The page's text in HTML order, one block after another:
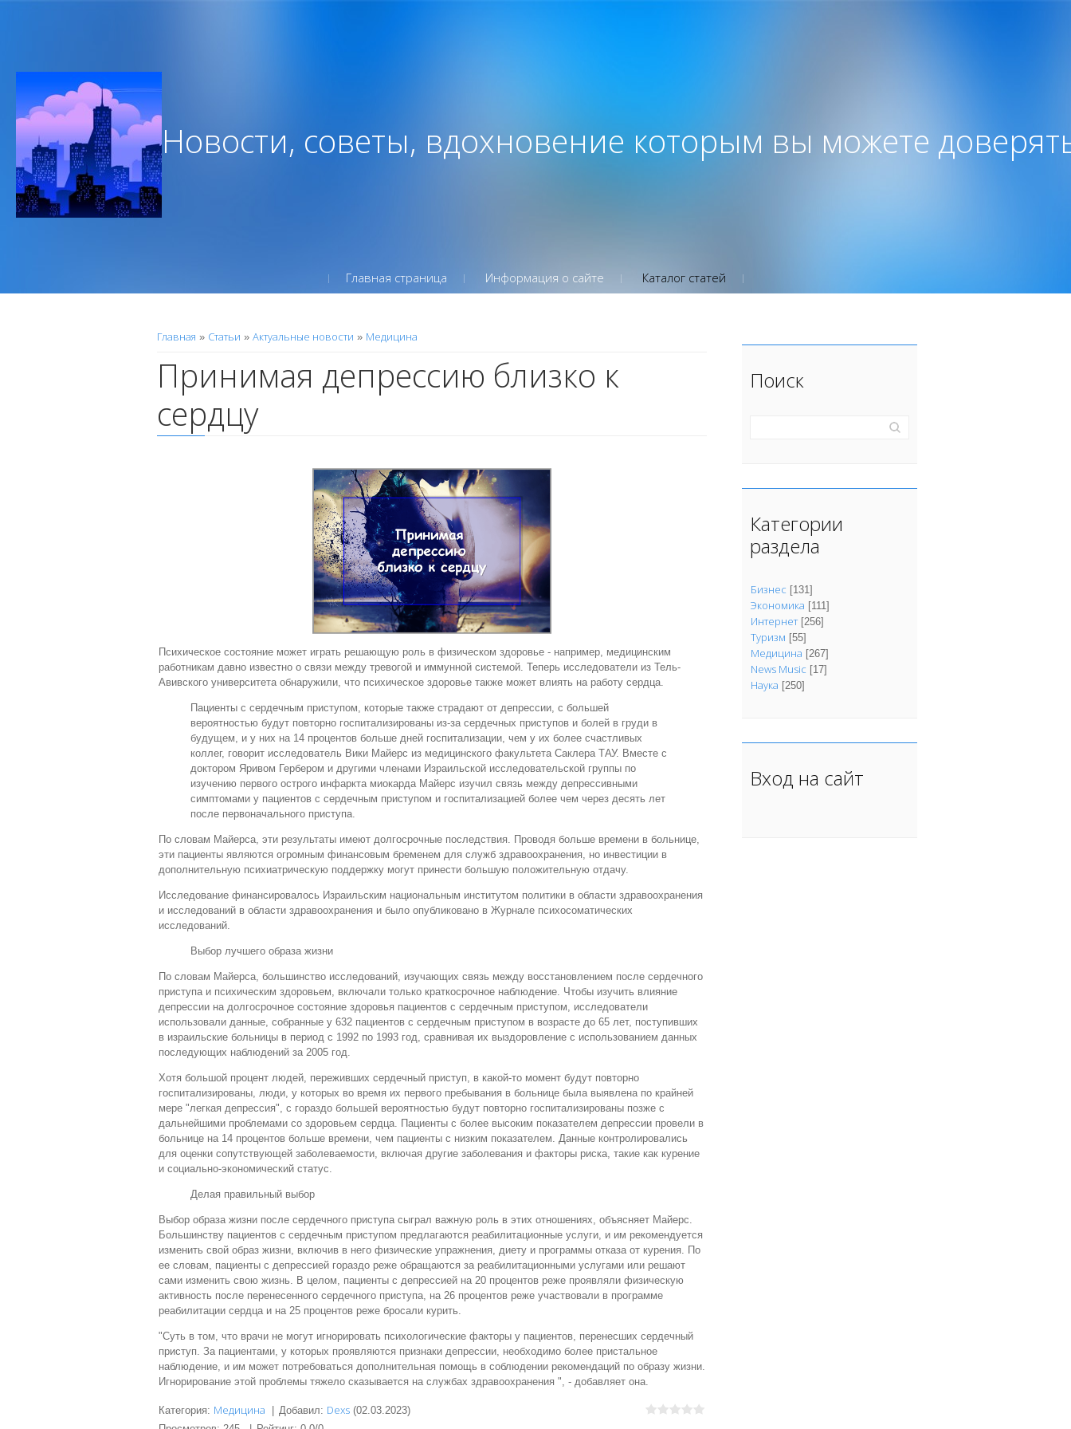
Новости, советы, вдохновение которым вы можете
Главная страница Информация о сайте Каталог статей
Главная » Статьи » Актуальные новости » Медицина
Принимая депрессию близко к
сердцу
Психическое состояние может играть решающую роль в физическом здоровье - например, медицинским
работникам давно известно о связи между тревогой и иммунной системой. Теперь исследователи из Тель-
Авивского университета обнаружили, что психическое здоровье также может влиять на работу сердца.
Пациенты с сердечным приступом, которые также страдают от депрессии, с большей
вероятностью будут повторно госпитализированы из-за сердечных приступов и болей в груди в
будущем, и у них на 14 процентов больше дней госпитализации, чем у их более счастливых
коллег, говорит исследователь Вики Майерс из медицинского факультета Саклера ТАУ. Вместе с
доктором Яривом Гербером и другими членами Израильской исследовательской группы по
изучению первого острого инфаркта миокарда Майерс изучил связь между депрессивными
симптомами у пациентов с сердечным приступом и госпитализацией более чем через десять лет
после первоначального приступа.
По словам Майерса, эти результаты имеют долгосрочные последствия. Проводя больше времени в больнице,
эти пациенты являются огромным финансовым бременем для служб здравоохранения, но инвестиции в
дополнительную психиатрическую поддержку могут принести большую положительную отдачу.
Исследование финансировалось Израильским национальным институтом политики в области здравоохранения
и исследований в области здравоохранения и было опубликовано в Журнале психосоматических
исследований.
Выбор лучшего образа жизни
По словам Майерса, большинство исследований, изучающих связь между восстановлением после сердечного
приступа и психическим здоровьем, включали только краткосрочное наблюдение. Чтобы изучить влияние
депрессии на долгосрочное состояние здоровья пациентов с сердечным приступом, исследователи
использовали данные, собранные у 632 пациентов с сердечным приступом в возрасте до 65 лет, поступивших
в израильские больницы в период с 1992 по 1993 год, сравнивая их выздоровление с использованием данных
последующих наблюдений за 2005 год.
Хотя большой процент людей, переживших сердечный приступ, в какой-то момент будут повторно
госпитализированы, люди, у которых во время их первого пребывания в больнице была выявлена по крайней
мере "легкая депрессия", с гораздо большей вероятностью будут повторно госпитализированы позже с
дальнейшими проблемами со здоровьем сердца. Пациенты с более высоким показателем депрессии провели в
больнице на 14 процентов больше времени, чем пациенты с низким показателем. Данные контролировались
для оценки сопутствующей заболеваемости, включая другие заболевания и факторы риска, такие как курение
и социально-экономический статус.
Делая правильный выбор
Выбор образа жизни после сердечного приступа сыграл важную роль в этих отношениях, объясняет Майерс.
Большинству пациентов с сердечным приступом предлагаются реабилитационные услуги, и им рекомендуется
изменить свой образ жизни, включив в него физические упражнения, диету и программы отказа от курения. По
ее словам, пациенты с депрессией гораздо реже обращаются за реабилитационными услугами или решают
сами изменить свою жизнь. В целом, пациенты с депрессией на 20 процентов реже проявляли физическую
активность после перенесенного сердечного приступа, на 26 процентов реже участвовали в программе
реабилитации сердца и на 25 процентов реже бросали курить.
"Суть в том, что врачи не могут игнорировать психологические факторы у пациентов, перенесших сердечный
приступ. За пациентами, у которых проявляются признаки депрессии, необходимо более пристальное
наблюдение, и им может потребоваться дополнительная помощь в соблюдении рекомендаций по образу жизни.
Игнорирование этой проблемы тяжело сказывается на службах здравоохранения ", - добавляет она.
Категория: Медицина Добавил: Dexs (02.03.2023)
Поиск
Категории
раздела
Бизнес [131]
Экономика [111]
Интернет [256]
Туризм [55]
Медицина [267]
News Music [17]
Наука [250]
Вход на сайт